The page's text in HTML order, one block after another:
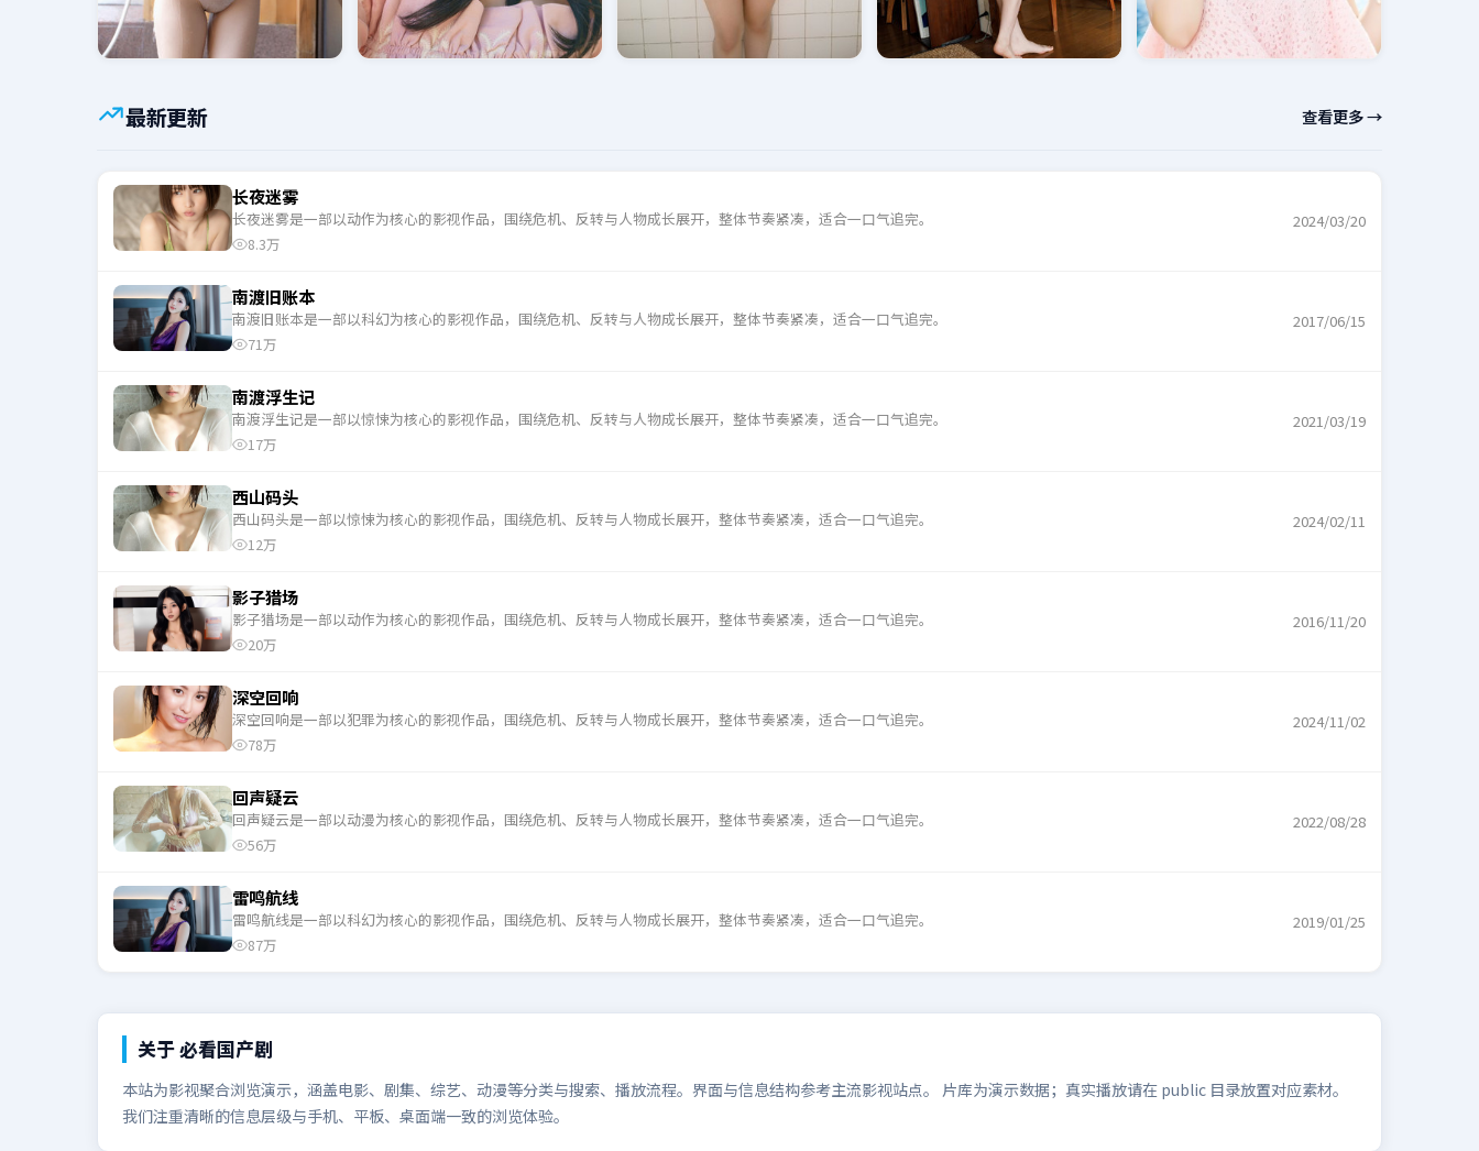
最新更新 查看更多 →
长夜迷雾
长夜迷雾是一部以动作为核心的影视作品，围绕危机、反转与人物成长展开，整体节奏紧凑，适合一口气追完。
8.3万
2024/03/20
南渡旧账本
南渡旧账本是一部以科幻为核心的影视作品，围绕危机、反转与人物成长展开，整体节奏紧凑，适合一口气追完。
71万
2017/06/15
南渡浮生记
南渡浮生记是一部以惊悚为核心的影视作品，围绕危机、反转与人物成长展开，整体节奏紧凑，适合一口气追完。
17万
2021/03/19
西山码头
西山码头是一部以惊悚为核心的影视作品，围绕危机、反转与人物成长展开，整体节奏紧凑，适合一口气追完。
12万
2024/02/11
影子猎场
影子猎场是一部以动作为核心的影视作品，围绕危机、反转与人物成长展开，整体节奏紧凑，适合一口气追完。
20万
2016/11/20
深空回响
深空回响是一部以犯罪为核心的影视作品，围绕危机、反转与人物成长展开，整体节奏紧凑，适合一口气追完。
78万
2024/11/02
回声疑云
回声疑云是一部以动漫为核心的影视作品，围绕危机、反转与人物成长展开，整体节奏紧凑，适合一口气追完。
56万
2022/08/28
雷鸣航线
雷鸣航线是一部以科幻为核心的影视作品，围绕危机、反转与人物成长展开，整体节奏紧凑，适合一口气追完。
87万
2019/01/25
关于必看国产剧
本站为影视聚合浏览演示，涵盖电影、剧集、综艺、动漫等分类与搜索、播放流程。界面与信息结构参考主流影视站点。 片库为演示数据；真实播放请在 public 目录放置对应素材。
我们注重清晰的信息层级与手机、平板、桌面端一致的浏览体验。